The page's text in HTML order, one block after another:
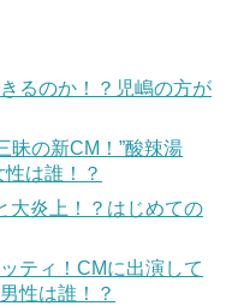
るのか！？児嶋の方が
昧の新CM！”酸辣湯
は誰！？
大炎上！？はじめての
ティ！CMに出演して
性は誰！？